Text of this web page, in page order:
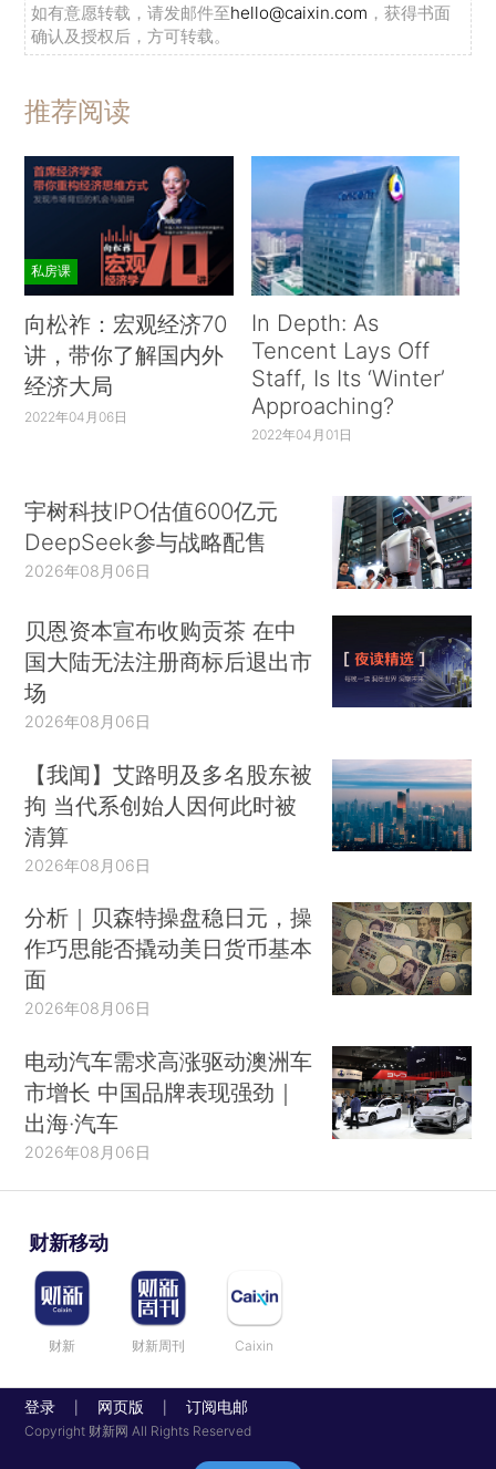
如有意愿转载，请发邮件至hello@caixin.com ，获得书面
确认及授权后，方可转载。
推荐阅读
私房课
向松祚：宏观经济70
讲，带你了解国内外
经济大局
2022年04月06日
In Depth: As
Tencent Lays Off
Staff, Is Its ‘Winter’
Approaching?
2022年04月01日
宇树科技IPO估值600亿元
DeepSeek参与战略配售
2026年08月06日
贝恩资本宣布收购贡茶 在中
国大陆无法注册商标后退出市
场
2026年08月06日
【我闻】艾路明及多名股东被
拘 当代系创始人因何此时被
清算
2026年08月06日
分析｜贝森特操盘稳日元，操
作巧思能否撬动美日货币基本
面
2026年08月06日
电动汽车需求高涨驱动澳洲车
市增长 中国品牌表现强劲｜
出海·汽车
2026年08月06日
财新移动
财新 财新周刊 Caixin
登录 网页版 订阅电邮
Copyright 财新网 All Rights Reserved